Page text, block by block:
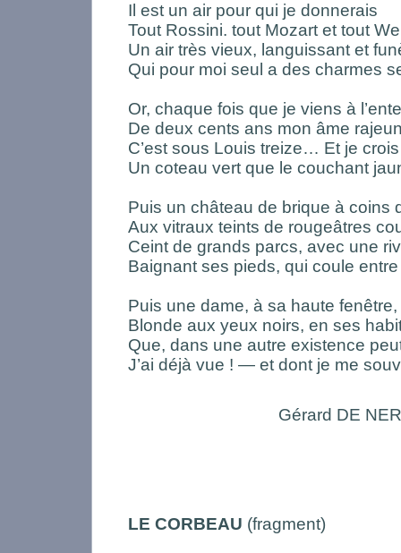
Il est un air pour qui je donnerais
Tout Rossini. tout Mozart et tout
Un air très vieux, languissant et
Qui pour moi seul a des charmes
Or, chaque fois que je viens à
De deux cents ans mon âme
C’est sous Louis treize… Et je crois
Un coteau vert que le couchant
Puis un château de brique à coins
Aux vitraux teints de rougeâtres
Ceint de grands parcs, avec une
Baignant ses pieds, qui coule
Puis une dame, à sa haute fenêtre,
Blonde aux yeux noirs, en ses
Que, dans une autre existence
J’ai déjà vue ! — et dont je me
Gérard DE
LE CORBEAU (fragment)